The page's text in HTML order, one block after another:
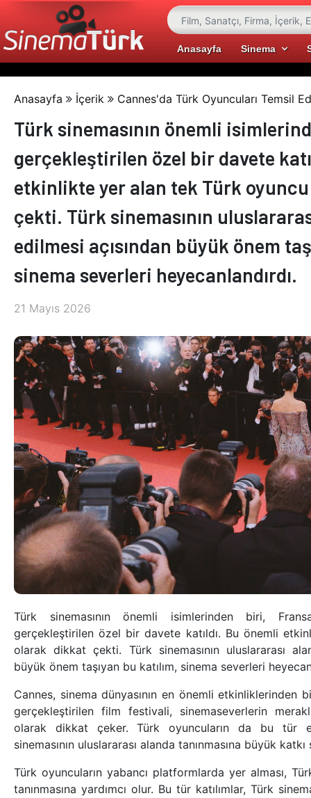
Anasayfa Sinema
Anasayfa İçerik Cannes'da Türk Oyuncuları Temsil
Türk sinemasının önemli
gerçekleştirilen özel bir davete
etkinlikte yer alan tek Türk
çekti. Türk sinemasının
edilmesi açısından büyük önem
sinema severleri heyecanlandırdı.
21 Mayıs 2026
Türk sinemasının önemli isimlerinden biri,
gerçekleştirilen özel bir davete katıldı. Bu önemli
olarak dikkat çekti. Türk sinemasının uluslararası
büyük önem taşıyan bu katılım, sinema severleri
Cannes, sinema dünyasının en önemli etkinliklerinden
gerçekleştirilen film festivali, sinemaseverlerin
olarak dikkat çeker. Türk oyuncuların da bu tür
sinemasının uluslararası alanda tanınmasına büyük katkı
Türk oyuncuların yabancı platformlarda yer alması,
tanınmasına yardımcı olur. Bu tür katılımlar, Türk